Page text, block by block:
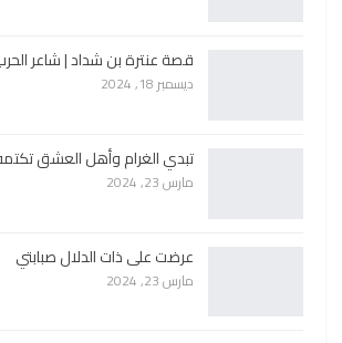
قصة عنترة بن شداد | شاعر
ديسمبر 18, 2024
تبدي الغرام وأهل العشق
مارس 23, 2024
عرضت على ذات الدلال صبابتي
مارس 23, 2024